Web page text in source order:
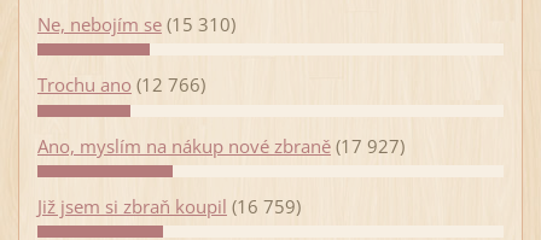
Ne, nebojím se (15 310)
Trochu ano (12 766)
Ano, myslím na nákup nové zbraně (17 927)
Již jsem si zbraň koupil (16 759)